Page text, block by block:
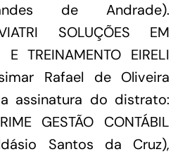
de Andrade).
SOLUÇÕES EM
E TREINAMENTO EIRELI
Rafael de Oliveira
assinatura do distrato:
GESTÃO CONTÁBIL
Santos da Cruz),